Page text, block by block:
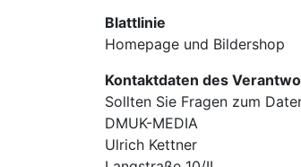
Blattlinie
Homepage und Bildershop
Kontaktdaten des
Sollten Sie Fragen zum
DMUK-MEDIA
Ulrich Kettner